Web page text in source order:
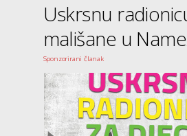
Uskrsnu
mališane u
Sponzorirani članak